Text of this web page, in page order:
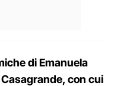
di Emanuela
con cui